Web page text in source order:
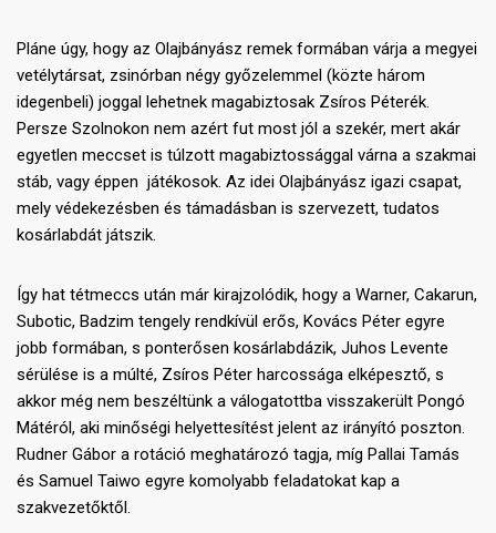
Pláne úgy, hogy az Olajbányász remek formában várja a megyei
vetélytársat, zsinórban négy győzelemmel (közte három
idegenbeli) joggal lehetnek magabiztosak Zsíros Péterék.
Persze Szolnokon nem azért fut most jól a szekér, mert akár
egyetlen meccset is túlzott magabiztossággal várna a szakmai
stáb, vagy éppen játékosok. Az idei Olajbányász igazi csapat,
mely védekezésben és támadásban is szervezett, tudatos
kosárlabdát játszik.
Így hat tétmeccs után már kirajzolódik, hogy a Warner, Cakarun,
Subotic, Badzim tengely rendkívül erős, Kovács Péter egyre
jobb formában, s ponterősen kosárlabdázik, Juhos Levente
sérülése is a múlté, Zsíros Péter harcossága elképesztő, s
akkor még nem beszéltünk a válogatottba visszakerült Pongó
Mátéról, aki minőségi helyettesítést jelent az irányító poszton.
Rudner Gábor a rotáció meghatározó tagja, míg Pallai Tamás
és Samuel Taiwo egyre komolyabb feladatokat kap a
szakvezetőktől.